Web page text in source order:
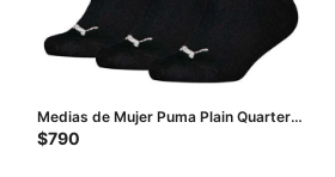
Medias de Mujer Puma Plain Quarter
Socks X3 - Negro
$790